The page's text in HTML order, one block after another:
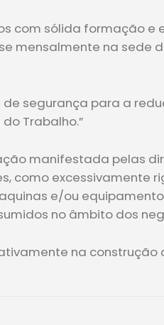
com sólida formação
na sede
de segurança para a
Trabalho.”
manifestada pelas
como
e/ou
no âmbito dos
na construção